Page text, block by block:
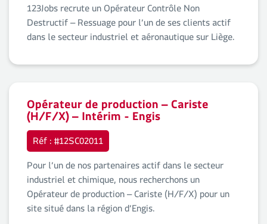
123Jobs recrute un Opérateur Contrôle Non
Destructif – Ressuage pour l’un de ses clients actif
dans le secteur industriel et aéronautique sur Liège.
Opérateur de production – Cariste
(H/F/X) – Intérim - Engis
Réf : #12SC02011
Pour l’un de nos partenaires actif dans le secteur
industriel et chimique, nous recherchons un
Opérateur de production – Cariste (H/F/X) pour un
site situé dans la région d’Engis.